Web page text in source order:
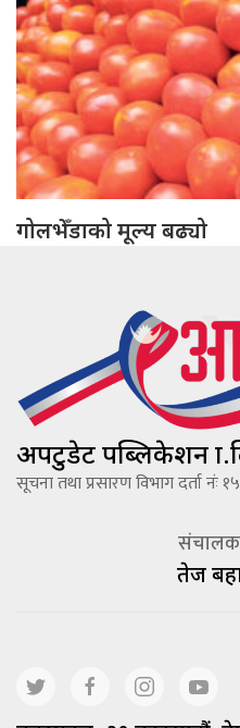
गोलभेँडाको मूल्य बढ्यो
अपटुडेट पब्लिकेशन
सूचना तथा प्रसारण विभाग दर्ता नंः
तेज